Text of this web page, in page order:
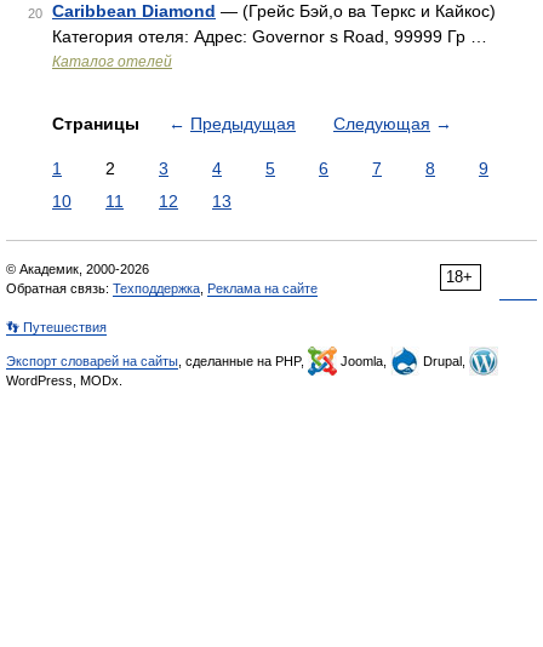
20 Caribbean Diamond — (Грейс Бэй,о ва Теркс и Кайкос)
Категория отеля: Адрес: Governor s Road, 99999 Гр …
Каталог отелей
Страницы ← Предыдущая Следующая →
1 2 3 4 5 6 7 8
9
10
11 12 13
18+
© Академик, 2000-2026
Обратная связь: Техподдержка Реклама на сайте
👣 Путешествия
Экспорт словарей на сайты , сделанные на PHP, Joomla,
Drupal,
WordPress, MODx.